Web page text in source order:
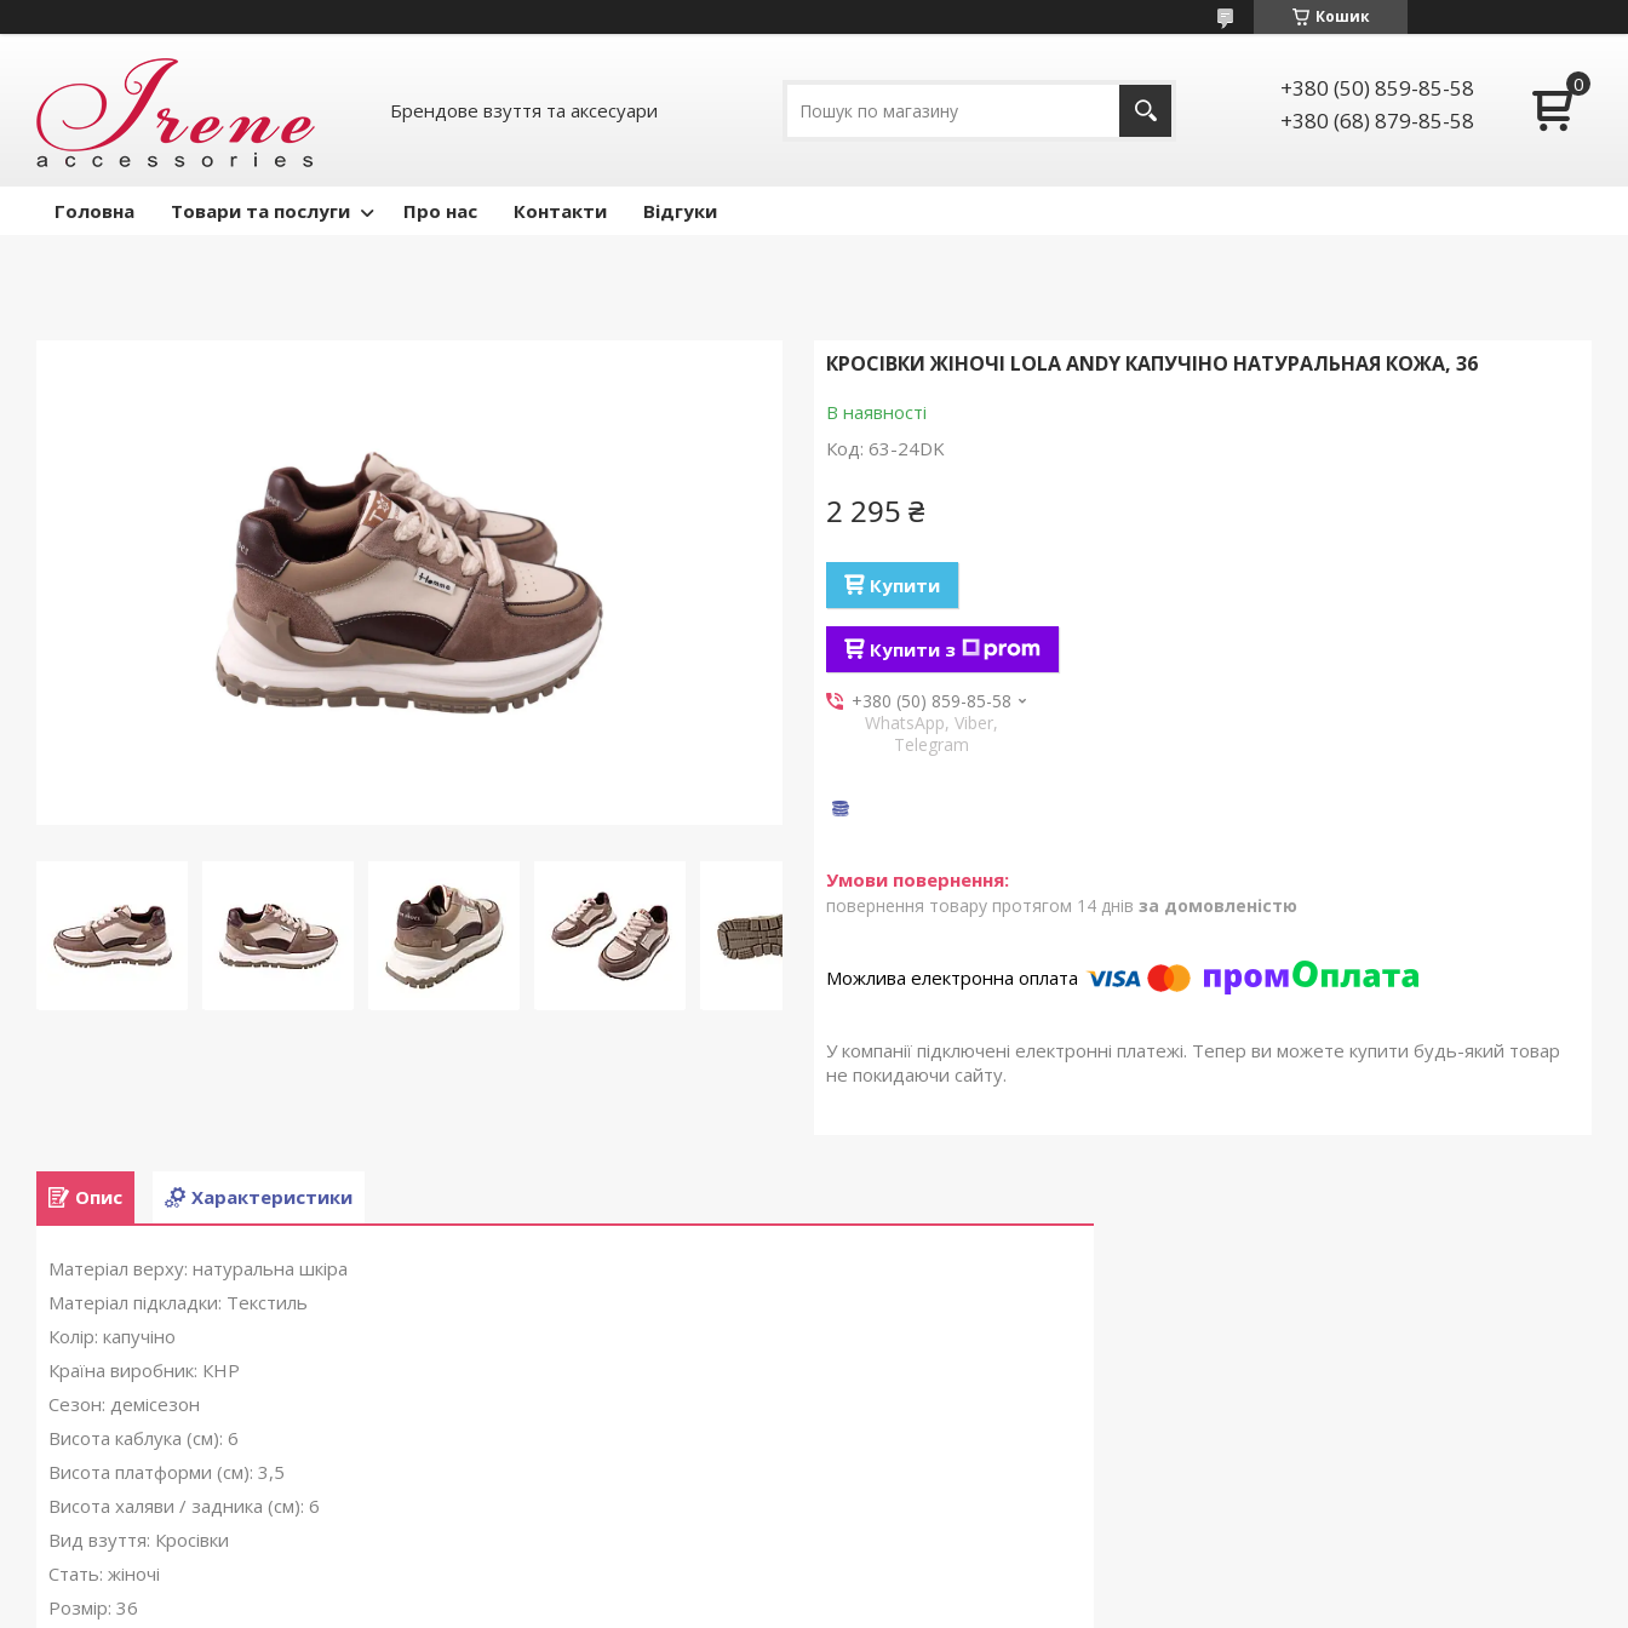
Кошик
Брендове взуття та аксесуари
+380 (50) 859-85-58
+380 (68) 879-85-58
Головна Товари та послуги Про нас Контакти Відгуки
КРОСІВКИ ЖІНОЧІ LOLA ANDY КАПУЧІНО НАТУРАЛЬНАЯ КОЖА, 36
В наявності
Код: 63-24DK
2 295 ₴
Купити
Купити з
+380 (50) 859-85-58
WhatsApp, Viber,
Telegram
повернення товару протягом 14 днів за домовленістю
У компанії підключені електронні платежі. Тепер ви можете купити будь-який товар
не покидаючи сайту.
Опис Характеристики
Матеріал верху: натуральна шкіра
Матеріал підкладки: Текстиль
Колір: капучіно
Країна виробник: КНР
Сезон: демісезон
Висота каблука (см): 6
Висота платформи (см): 3,5
Висота халяви / задника (см): 6
Вид взуття: Кросівки
Стать: жіночі
Розмір: 36